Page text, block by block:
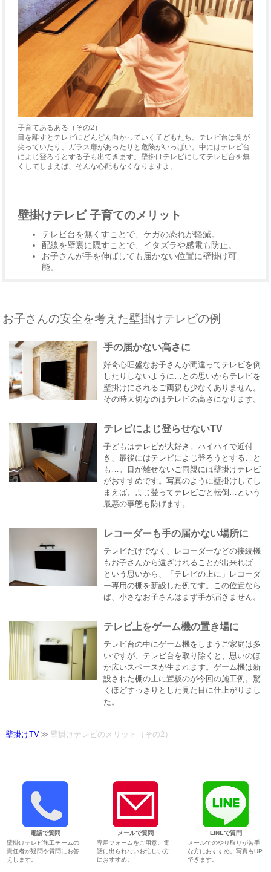
子育てあるある（その2）
目を離すとテレビにどんどん向かっていく子どもたち。テレビ台は角が
尖っていたり、ガラス扉があったりと危険がいっぱい。中にはテレビ台
によじ登ろうとする子も出てきます。壁掛けテレビにしてテレビ台を無
くしてしまえば、そんな心配もなくなりますよ。
壁掛けテレビ 子育てのメリット
テレビ台を無くすことで、ケガの恐れが軽減。
配線を壁裏に隠すことで、イタズラや感電も防止。
お子さんが手を伸ばしても届かない位置に壁掛け可
能。
お子さんの安全を考えた壁掛けテレビの例
手の届かない高さに
好奇心旺盛なお子さんが間違ってテレビを倒
したりしないように…との思いからテレビを
壁掛けにされるご両親も少なくありません。
その時大切なのはテレビの高さになります。
テレビによじ登らせないTV
子どもはテレビが大好き。ハイハイで近付
き、最後にはテレビによじ登ろうとすること
も…。目が離せないご両親には壁掛けテレビ
がおすすめです。写真のように壁掛けしてし
まえば、よじ登ってテレビごと転倒…という
最悪の事態も防げます。
レコーダーも手の届かない場所に
テレビだけでなく、レコーダーなどの接続機
もお子さんから遠ざけれることが出来れば…
という思いから、「テレビの上に」レコーダ
ー専用の棚を新設した例です。この位置なら
ば、小さなお子さんはまず手が届きません。
テレビ上をゲーム機の置き場に
テレビ台の中にゲーム機をしまうご家庭は多
いですが、テレビ台を取り除くと、思いのほ
か広いスペースが生まれます。ゲーム機は新
設された棚の上に置板のが今回の施工例。驚
くほどすっきりとした見た目に仕上がりまし
た。
壁掛けTV 壁掛けテレビのメリット（その2）
電話で質問
壁掛けテレビ施工チームの
責任者が疑問や質問にお答
えします。
メールで質問
専用フォームをご用意。電
話に出られないお忙しい方
におすすめ。
LINEで質問
メールでのやり取りが苦手
な方におすすめ。写真もUP
できます。